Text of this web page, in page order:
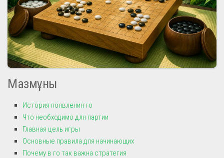
Мазмұны
История появления го
Что необходимо для партии
Главная цель игры
Основные правила для начинающих
Почему в го так важна стратегия